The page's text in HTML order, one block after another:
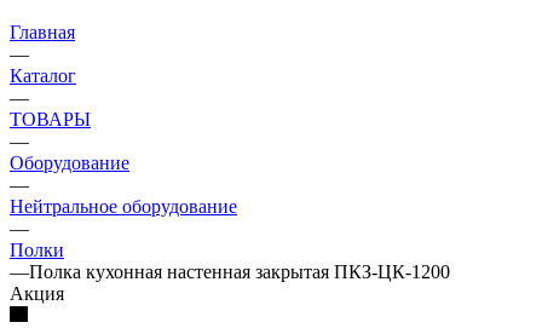
Главная
—
Каталог
—
ТОВАРЫ
—
Оборудование
—
Нейтральное оборудование
—
Полки
—Полка кухонная настенная закрытая ПКЗ-ЦК-1200
Акция